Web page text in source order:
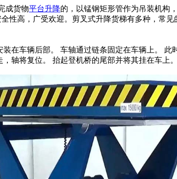
成货物平台升降的，以锰钢矩形管作为吊装机构
性高，广受欢迎。剪叉式升降货梯有多种，常见
车辆后部。 车轴通过链条固定在车辆上。 此
轴将复位。 抬起登机桥的尾部并将其挂在车上。